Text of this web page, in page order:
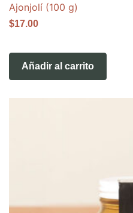
Ajonjolí (100 g)
$17.00
Añadir al carrito